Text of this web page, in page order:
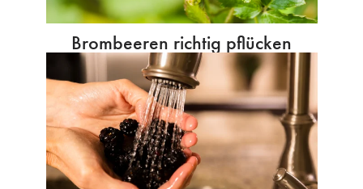
Brombeeren richtig pflücken